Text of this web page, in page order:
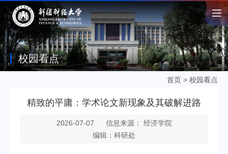
校园看点
首页 > 校园看点
精致的平庸：学术论文新现象及其破解进路
2026-07-07
信息来源： 经济学院
编辑：科研处